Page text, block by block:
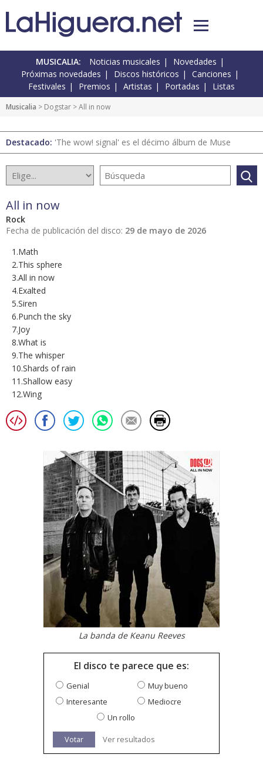
MUSICALIA: Noticias musicales
Novedades
Próximas novedades
Discos históricos
Canciones
Festivales
Premios Artistas Portadas Listas
Musicalia > Dogstar > All in now
Destacado: 'The wow! signal' es el décimo álbum de Muse
All in now
Rock
Fecha de publicación del disco: 29 de mayo de 2026
1.Math
2.This sphere
3.All in now
4.Exalted
5.Siren
6.Punch the sky
7.Joy
8.What is
9.The whisper
10.Shards of rain
11.Shallow easy
12.Wing
La banda de Keanu Reeves
El disco te parece que es:
Genial
Muy bueno
Interesante
Mediocre
Un rollo
Votar Ver resultados